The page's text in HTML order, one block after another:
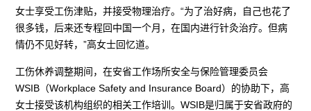
女士享受工伤津贴，并接受物理治疗。“为了治好病，自己也花了
很多钱，后来还专程回中国一个月，在国内进行针灸治疗。但病
情仍不见好转，”高女士回忆道。
工伤休养调整期间，在安省工作场所安全与保险管理委员会
WSIB（Workplace Safety and Insurance Board）的协助下，高
女士接受该机构组织的相关工作培训。WSIB是归属于安省政府的